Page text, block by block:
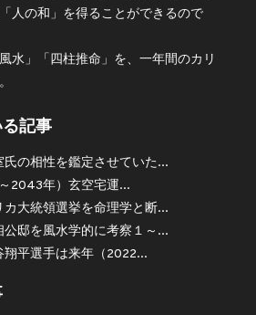
人の和」を得ることができるので
水」「四柱推命」を、一年間のカリ
記事
氏の相性を鑑定させていた...
2043年）玄空宅運...
カ大統領選挙を命理学と断...
公邸を風水学的に考察１～...
翔平選手は来年（2022...